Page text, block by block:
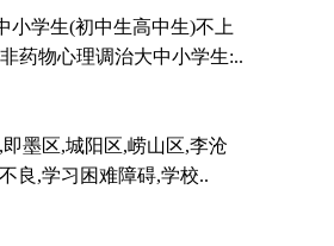
小学生(初中生高中生)不上
药物心理调治大中小学生:..
墨区,城阳区,崂山区,李沧
良,学习困难障碍,学校..